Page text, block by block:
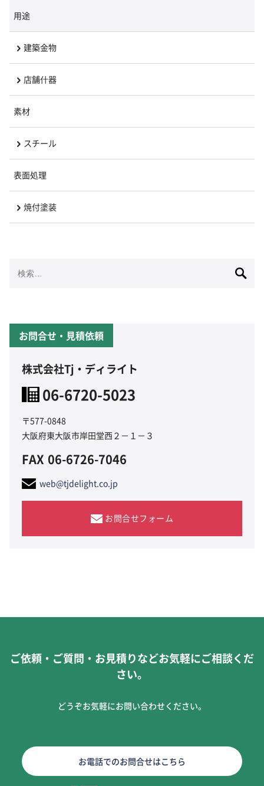
用途
建築金物
店舗什器
素材
スチール
表面処理
焼付塗装
索:
お問合せ・見積依頼
株式会社Tj・ディライト
06-6720-5023
〒577-0848
大阪府東大阪市岸田堂西２－１－３
FAX 06-6726-7046
web@tjdelight.co.jp
お問合せフォーム
ご依頼・ご質問・お見積りなどお気軽にご相談くだ
さい。
どうぞお気軽にお問い合わせください。
お電話でのお問合せはこちら